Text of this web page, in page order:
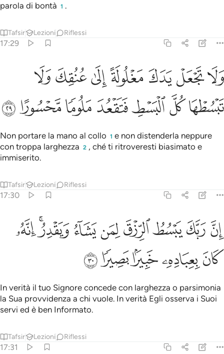
parola di bontà 1 .
Tafsir Lezioni Riflessi
17:29
ولا تجعل يدك مغلولة الى عنقك ولا تبسطها كل البسط فتقعد ملوما
وَلَا تَجْعَلْ يَدَكَ مَغْلُولَةً إِلَىٰ عُنُقِكَ وَلَا تَبْسُطْهَا كُلَّ ٱلْبَسْطِ فَتَقْعُدَ مَلُومًۭا
ﱎﱏﱐﱑﱒﱓﱔ
ﱕﱖﱗﱘﱙﱚﱛ
Non portare la mano al collo 1 e non distenderla neppure
con troppa larghezza 2 , ché ti ritroveresti biasimato e
immiserito.
Tafsir Lezioni Riflessi
17:30
ان ربك يبسط الرزق لمن يشاء ويقدر انه كان بعباده خبيرا بصيرا ٣٠
إِنَّ رَبَّكَ يَبْسُطُ ٱلرِّزْقَ لِمَن يَشَآءُ وَيَقْدِرُ ۚ إِنَّهُۥ كَانَ بِعِبَادِهِۦ خَبِيرًۢا
ﱜﱝﱞﱟﱠﱡﱢﱣﱤ
ﱥﱦﱧﱨﱩ
In verità il tuo Signore concede con larghezza o parsimonia
la Sua provvidenza a chi vuole. In verità Egli osserva i Suoi
servi ed è ben Informato.
Tafsir Lezioni Riflessi
17:31